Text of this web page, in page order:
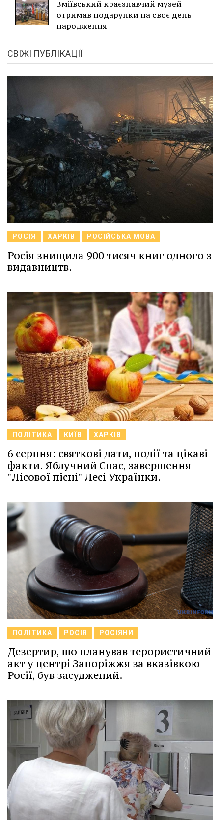
Зміївський краєзнавчий музей
отримав подарунки на своє день
народження
СВІЖІ ПУБЛІКАЦІЇ
РОСІЯ ХАРКІВ РОСІЙСЬКА МОВА
Росія знищила 900 тисяч книг одного з
видавництв.
ПОЛІТИКА КИЇВ ХАРКІВ
6 серпня: святкові дати, події та цікаві
факти. Яблучний Спас, завершення
"Лісової пісні" Лесі Українки.
ПОЛІТИКА РОСІЯ РОСІЯНИ
Дезертир, що планував терористичний
акт у центрі Запоріжжя за вказівкою
Росії, був засуджений.